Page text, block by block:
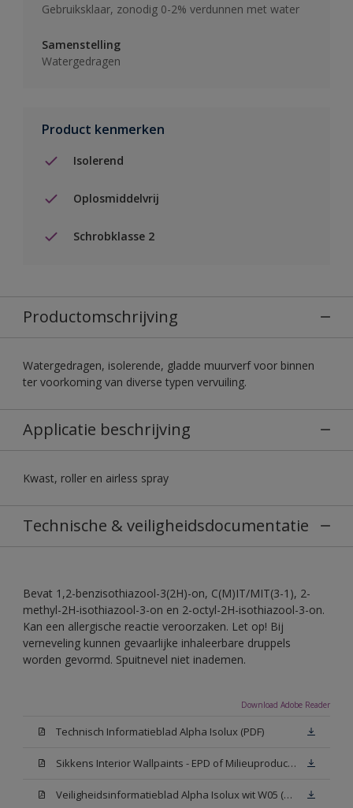
Gebruiksklaar, zonodig 0-2% verdunnen met water
Samenstelling
Watergedragen
Product kenmerken
Isolerend
Oplosmiddelvrij
Schrobklasse 2
Productomschrijving
Watergedragen, isolerende, gladde muurverf voor binnen
ter voorkoming van diverse typen vervuiling.
Applicatie beschrijving
Kwast, roller en airless spray
Technische & veiligheidsdocumentatie
Bevat 1,2-benzisothiazool-3(2H)-on, C(M)IT/MIT(3-1), 2-
methyl-2H-isothiazool-3-on en 2-octyl-2H-isothiazool-3-on.
Kan een allergische reactie veroorzaken. Let op! Bij
verneveling kunnen gevaarlijke inhaleerbare druppels
worden gevormd. Spuitnevel niet inademen.
Download Adobe Reader
Technisch Informatieblad Alpha Isolux (PDF)
Sikkens Interior Wallpaints - EPD of Milieuproductverklaring
Veiligheidsinformatieblad Alpha Isolux wit W05 (SDS)